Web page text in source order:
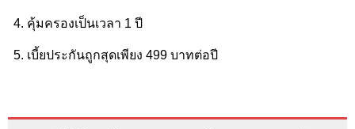
คุ้มครองเป็นเวลา 1 ปี
เบี้ยประกันถูกสุดเพียง 499 บาทต่อปี